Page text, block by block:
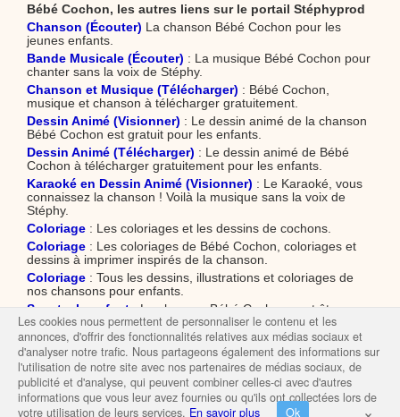
Bébé Cochon, les autres liens sur le portail Stéphyprod
Chanson (Écouter) La chanson Bébé Cochon pour les
jeunes enfants.
Bande Musicale (Écouter) : La musique Bébé Cochon pour
chanter sans la voix de Stéphy.
Chanson et Musique (Télécharger) : Bébé Cochon,
musique et chanson à télécharger gratuitement.
Dessin Animé (Visionner) : Le dessin animé de la chanson
Bébé Cochon est gratuit pour les enfants.
Dessin Animé (Télécharger) : Le dessin animé de Bébé
Cochon à télécharger gratuitement pour les enfants.
Karaoké en Dessin Animé (Visionner) : Le Karaoké, vous
connaissez la chanson ! Voilà la musique sans la voix de
Stéphy.
Coloriage : Les coloriages et les dessins de cochons.
Coloriage : Les coloriages de Bébé Cochon, coloriages et
dessins à imprimer inspirés de la chanson.
Coloriage : Tous les dessins, illustrations et coloriages de
nos chansons pour enfants.
Spectacle enfant: La chanson Bébé Cochon peut être
jouée sur demande dans le spectacle pour enfants Le
Concert.
Les cookies nous permettent de personnaliser le contenu et les
annonces, d'offrir des fonctionnalités relatives aux médias sociaux et
d'analyser notre trafic. Nous partageons également des informations sur
l'utilisation de notre site avec nos partenaires de médias sociaux, de
publicité et d'analyse, qui peuvent combiner celles-ci avec d'autres
informations que vous leur avez fournies ou qu'ils ont collectées lors de
votre utilisation de leurs services. En savoir plus Ok